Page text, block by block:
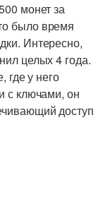
монет за
было время
Интересно,
целых 4 года.
где у него
с ключами, он
доступ